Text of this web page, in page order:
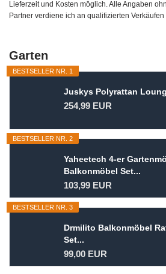
Lieferzeit und Kosten möglich. Alle Angaben
Partner verdiene ich an qualifizierten Verkäufen
Garten
BESTSELLER NR. 1
Juskys Polyrattan
254,99 EUR
BESTSELLER NR. 2
Yaheetech 4-er
Balkonmöbel Set...
103,99 EUR
BESTSELLER NR. 3
Drmilito Balkonmöbel
Set...
99,00 EUR